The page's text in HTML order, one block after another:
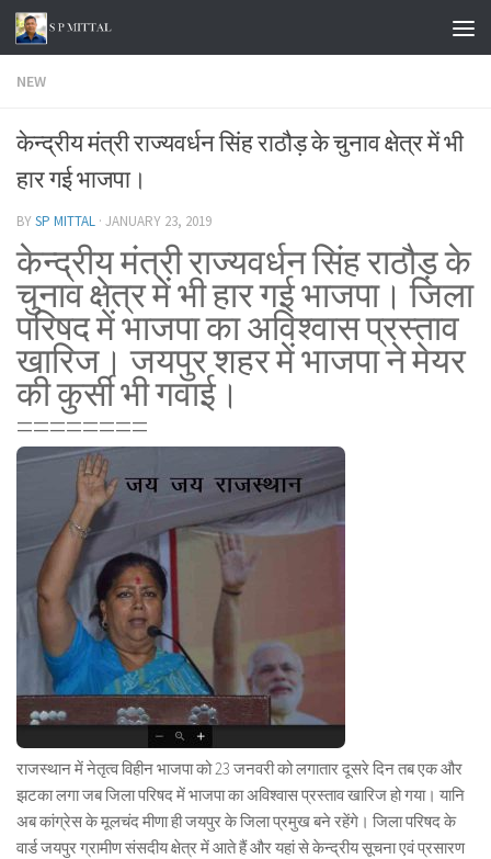
Skip to content
NEW
केन्द्रीय मंत्री राज्यवर्धन सिंह राठौड़ के चुनाव क्षेत्र में भी
हार गई भाजपा।
BYSP MITTAL · JANUARY 23, 2019
केन्द्रीय मंत्री राज्यवर्धन सिंह राठौड़ के
चुनाव क्षेत्र में भी हार गई भाजपा। जिला
परिषद में भाजपा का अविश्वास प्रस्ताव
खारिज। जयपुर शहर में भाजपा ने मेयर
की कुर्सी भी गवाई।
========
राजस्थान में नेतृत्व विहीन भाजपा को 23 जनवरी को लगातार दूसरे दिन तब एक और
झटका लगा जब जिला परिषद में भाजपा का अविश्वास प्रस्ताव खारिज हो गया। यानि
अब कांग्रेस के मूलचंद मीणा ही जयपुर के जिला प्रमुख बने रहेंगे। जिला परिषद के
वार्ड जयपुर ग्रामीण संसदीय क्षेत्र में आते हैं और यहां से केन्द्रीय सूचना एवं प्रसारण